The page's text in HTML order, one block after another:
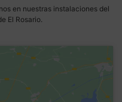
en nuestras instalaciones del
El Rosario.